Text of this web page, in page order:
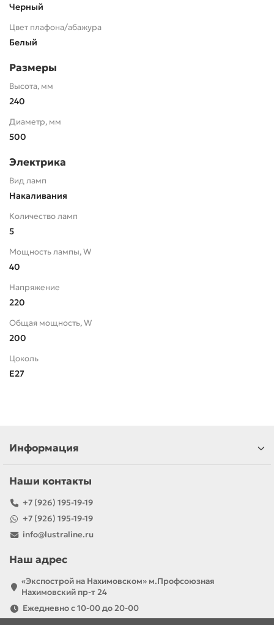
Черный
Цвет плафона/абажура
Белый
Размеры
Высота, мм
240
Диаметр, мм
500
Электрика
Вид ламп
Накаливания
Количество ламп
5
Мощность лампы, W
40
Напряжение
220
Общая мощность, W
200
Цоколь
E27
Информация
Наши контакты
+7 (926) 195-19-19
+7 (926) 195-19-19
info@lustraline.ru
Наш адрес
«Экспострой на Нахимовском» м.Профсоюзная
Нахимовский пр-т 24
Ежедневно с 10-00 до 20-00